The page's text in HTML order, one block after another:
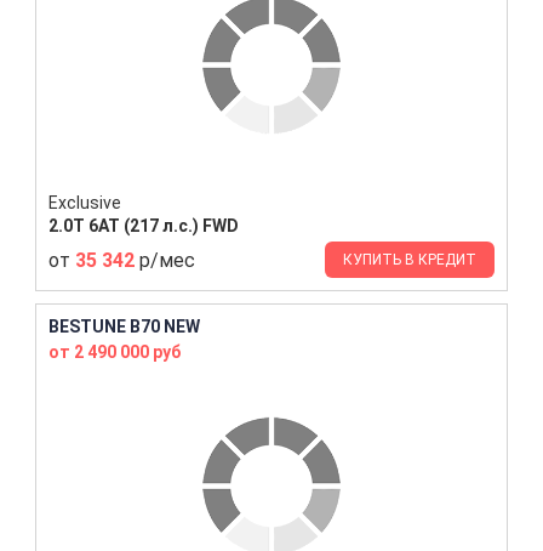
Exclusive
2.0T 6AT (217 л.с.) FWD
от 35 342 р/мес КУПИТЬ В КРЕДИТ
BESTUNE B70 NEW
от 2 490 000 руб